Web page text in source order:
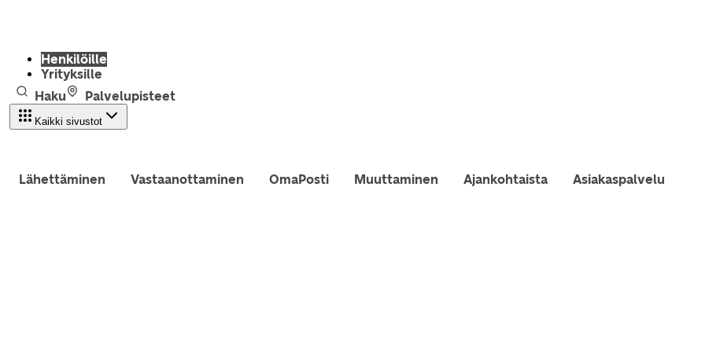
Henkilöille
Yrityksille
Haku
Palvelupisteet
Kaikki sivustot
Lähettäminen Vastaanottaminen OmaPosti Muuttaminen Ajankohtaista Asiakaspalvelu